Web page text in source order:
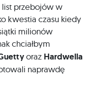
list przebojów w
kwestia czasu kiedy
milionów
chciałbym
oraz Hardwella
naprawdę